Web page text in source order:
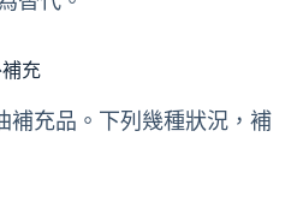
充
補充品。下列幾種狀況，補